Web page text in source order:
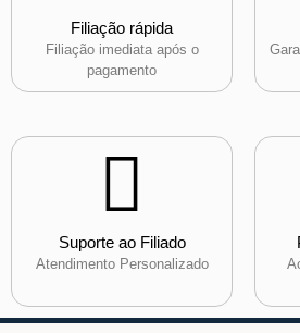
Filiação rápida
Filiação imediata após o
pagamento
Suporte ao Filiado
Atendimento Personalizado